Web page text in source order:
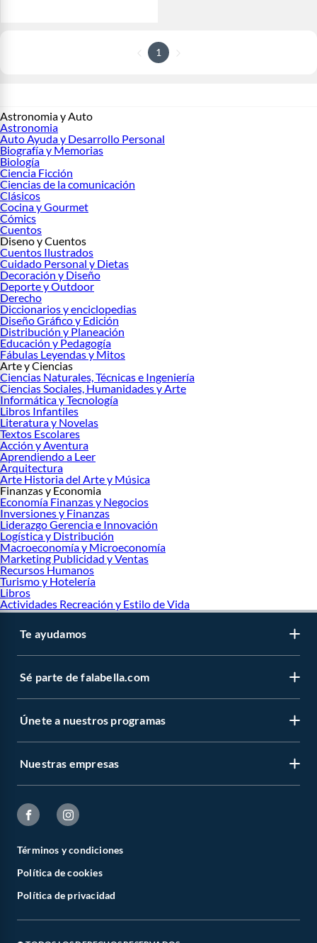
1
Astronomia y Auto
Astronomia
Auto Ayuda y Desarrollo Personal
Biografía y Memorias
Biología
Ciencia Ficción
Ciencias de la comunicación
Clásicos
Cocina y Gourmet
Cómics
Cuentos
Diseno y Cuentos
Cuentos Ilustrados
Cuidado Personal y Dietas
Decoración y Diseño
Deporte y Outdoor
Derecho
Diccionarios y enciclopedias
Diseño Gráfico y Edición
Distribución y Planeación
Educación y Pedagogía
Fábulas Leyendas y Mitos
Arte y Ciencias
Ciencias Naturales, Técnicas e Ingeniería
Ciencias Sociales, Humanidades y Arte
Informática y Tecnología
Libros Infantiles
Literatura y Novelas
Textos Escolares
Acción y Aventura
Aprendiendo a Leer
Arquitectura
Arte Historia del Arte y Música
Finanzas y Economia
Economía Finanzas y Negocios
Inversiones y Finanzas
Liderazgo Gerencia e Innovación
Logística y Distribución
Macroeconomía y Microeconomía
Marketing Publicidad y Ventas
Recursos Humanos
Turismo y Hotelería
Libros
Actividades Recreación y Estilo de Vida
Te ayudamos
Sé parte de falabella.com
Únete a nuestros programas
Nuestras empresas
Términos y condiciones
Política de cookies
Política de privacidad